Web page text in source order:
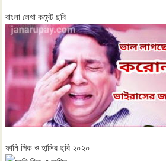
বাংলা লেখা কমেন্ট ছবি
ফানি পিক ও হাসির ছবি ২০২০